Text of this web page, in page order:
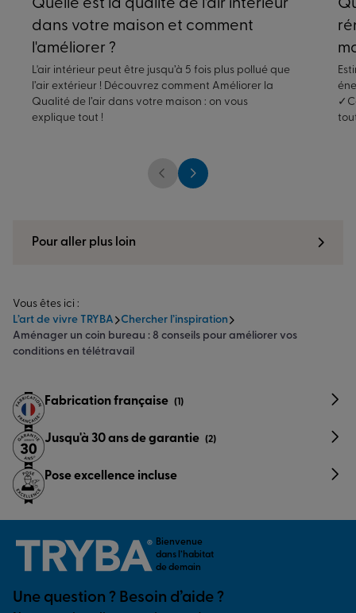
Quelle est la qualité de l'air intérieur
dans votre maison et comment
l'améliorer ?
L'air intérieur peut être jusqu’à 5 fois plus pollué que
l’air extérieur ! Découvrez comment Améliorer la
Qualité de l’air dans votre maison : on vous
explique tout !
Pour aller plus loin
Vous êtes ici :
L’art de vivre TRYBA
Chercher l’inspiration
Aménager un coin bureau : 8 conseils pour améliorer vos
conditions en télétravail
Fabrication française (1)
Jusqu'à 30 ans de garantie (2)
Pose excellence incluse
Bienvenue
dans l’habitat
de demain
Une question ? Besoin d’aide ?